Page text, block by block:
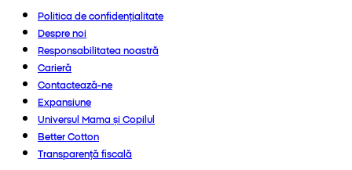
Politica de confidențialitate
Despre noi
Responsabilitatea noastră
Carieră
Contactează-ne
Expansiune
Universul Mama și Copilul
Better Cotton
Transparență fiscală